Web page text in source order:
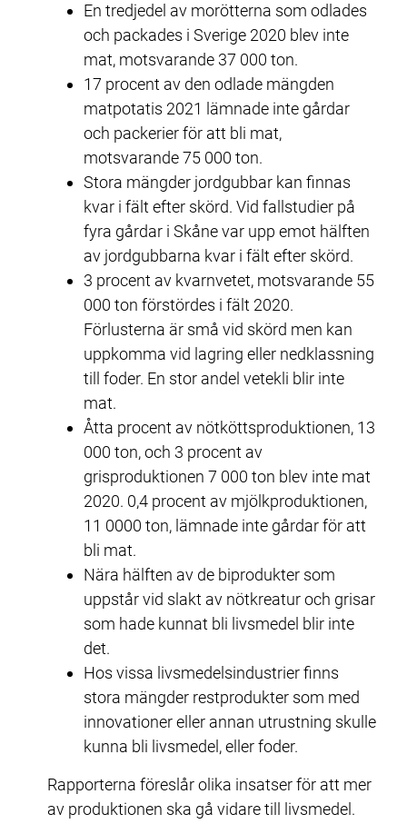
En tredjedel av morötterna som odlades
och packades i Sverige 2020 blev inte
mat, motsvarande 37 000 ton.
17 procent av den odlade mängden
matpotatis 2021 lämnade inte gårdar
och packerier för att bli mat,
motsvarande 75 000 ton.
Stora mängder jordgubbar kan finnas
kvar i fält efter skörd. Vid fallstudier på
fyra gårdar i Skåne var upp emot hälften
av jordgubbarna kvar i fält efter skörd.
3 procent av kvarnvetet, motsvarande 55
000 ton förstördes i fält 2020.
Förlusterna är små vid skörd men kan
uppkomma vid lagring eller nedklassning
till foder. En stor andel vetekli blir inte
mat.
Åtta procent av nötköttsproduktionen, 13
000 ton, och 3 procent av
grisproduktionen 7 000 ton blev inte mat
2020. 0,4 procent av mjölkproduktionen,
11 0000 ton, lämnade inte gårdar för att
bli mat.
Nära hälften av de biprodukter som
uppstår vid slakt av nötkreatur och grisar
som hade kunnat bli livsmedel blir inte
det.
Hos vissa livsmedelsindustrier finns
stora mängder restprodukter som med
innovationer eller annan utrustning skulle
kunna bli livsmedel, eller foder.
Rapporterna föreslår olika insatser för att mer
av produktionen ska gå vidare till livsmedel.